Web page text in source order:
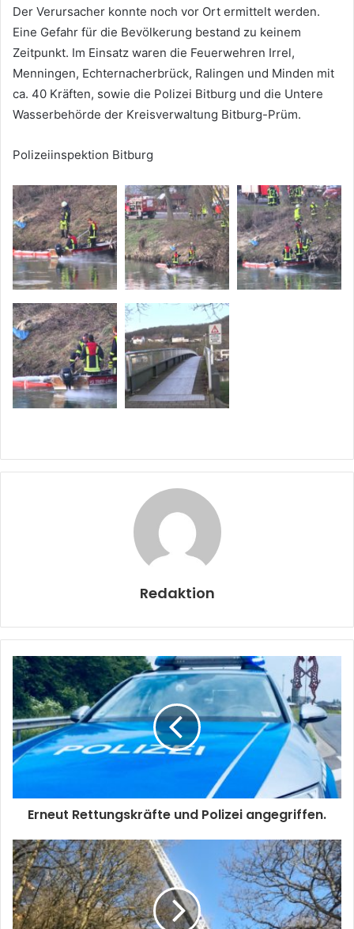
Der Verursacher konnte noch vor Ort ermittelt werden.
Eine Gefahr für die Bevölkerung bestand zu keinem
Zeitpunkt. Im Einsatz waren die Feuerwehren Irrel,
Menningen, Echternacherbrück, Ralingen und Minden mit
ca. 40 Kräften, sowie die Polizei Bitburg und die Untere
Wasserbehörde der Kreisverwaltung Bitburg-Prüm.
Polizeiinspektion Bitburg
Redaktion
Erneut Rettungskräfte und Polizei angegriffen.